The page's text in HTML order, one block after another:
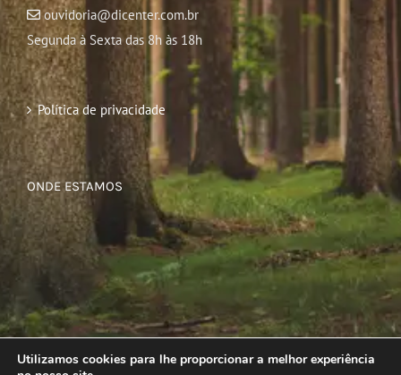
ouvidoria@dicenter.com.br
Segunda à Sexta das 8h às 18h
Política de privacidade
ONDE ESTAMOS
Utilizamos cookies para lhe proporcionar a melhor experiência